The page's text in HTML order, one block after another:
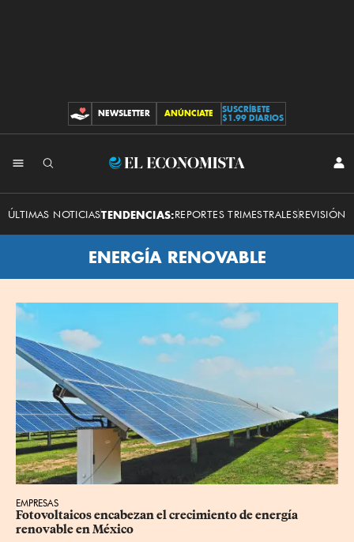
CONTRIBUCIONES
NEWSLETTER ANÚNCIATE
SUSCRÍBETE
$1.99 DIARIOS
El
Economista
ÚLTIMAS NOTICIASTENDENCIAS:REPORTES TRIMESTRALESREVISIÓN
ENERGÍA RENOVABLE
EMPRESAS
Fotovoltaicos encabezan el crecimiento de energía
renovable en México